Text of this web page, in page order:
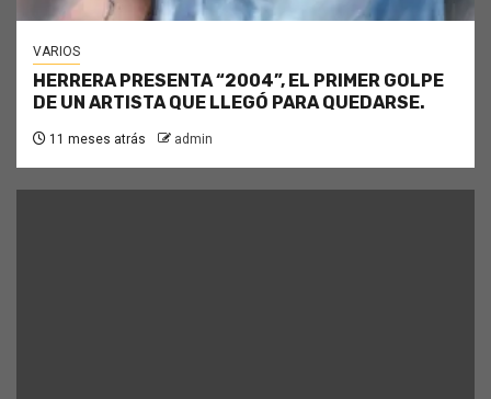
VARIOS
HERRERA PRESENTA “2004”, EL PRIMER GOLPE
DE UN ARTISTA QUE LLEGÓ PARA QUEDARSE.
11 meses atrás admin